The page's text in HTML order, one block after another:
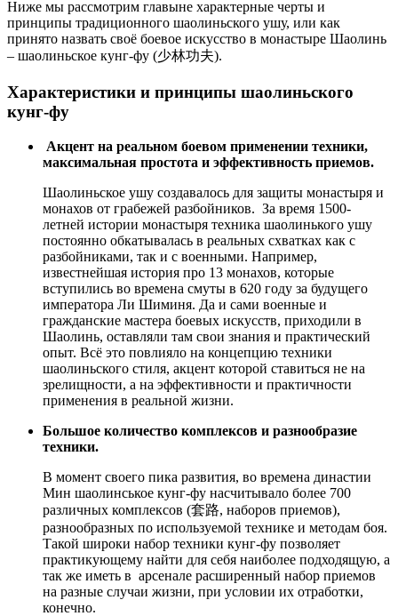
Ниже мы рассмотрим главыне характерные черты и
принципы традиционного шаолиньского ушу, или как
принято назвать своё боевое искусство в монастыре Шаолинь
– шаолиньское кунг-фу (少林功夫).
Характеристики и принципы шаолиньского
кунг-фу
Акцент на реальном боевом применении техники,
максимальная простота и эффективность приемов.
Шаолиньское ушу создавалось для защиты монастыря и
монахов от грабежей разбойников. За время 1500-
летней истории монастыря техника шаолинького ушу
постоянно обкатывалась в реальных схватках как с
разбойниками, так и с военными. Например,
известнейшая история про 13 монахов, которые
вступились во времена смуты в 620 году за будущего
императора Ли Шиминя. Да и сами военные и
гражданские мастера боевых искусств, приходили в
Шаолинь, оставляли там свои знания и практический
опыт. Всё это повлияло на концепцию техники
шаолиньского стиля, акцент которой ставиться не на
зрелищности, а на эффективности и практичности
применения в реальной жизни.
Большое количество комплексов и разнообразие
техники.
В момент своего пика развития, во времена династии
Мин шаолинськое кунг-фу насчитывало более 700
различных комплексов (套路, наборов приемов),
разнообразных по используемой технике и методам боя.
Такой широки набор техники кунг-фу позволяет
практикующему найти для себя наиболее подходящую, а
так же иметь в арсенале расширенный набор приемов
на разные случаи жизни, при условии их отработки,
конечно.